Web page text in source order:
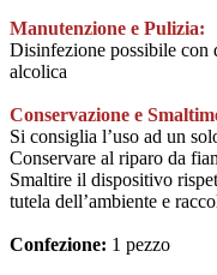
Manutenzione e Pulizia:
Disinfezione possibile con
alcolica
Conservazione e
Si consiglia l’uso ad un
Conservare al riparo da
Smaltire il dispositivo
tutela dell’ambiente e
Confezione: 1 pezzo